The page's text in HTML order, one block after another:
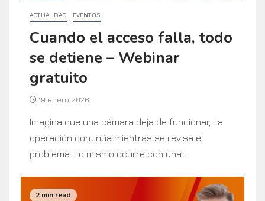
ACTUALIDAD EVENTOS
Cuando el acceso falla, todo
se detiene – Webinar
gratuito
19 enero, 2026
Imagina que una cámara deja de funcionar, La
operación continúa mientras se revisa el
problema. Lo mismo ocurre con una...
2 min read